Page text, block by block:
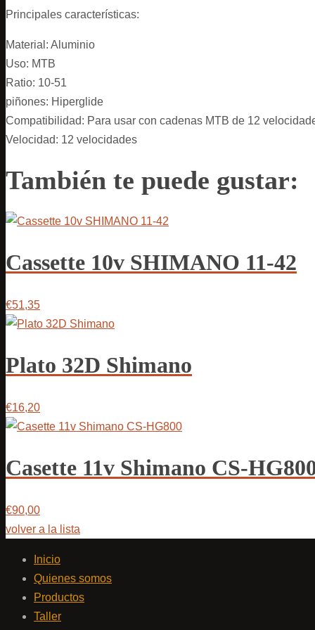
Principales características:
Material: Aluminio
Uso: MTB
Ratio: 10-51
piñones: Hiperglide
Compatibilidad: Para usar con cadenas MTB de 12
Velocidad: 12 velocidades
También te puede gustar:
Cassette 10v SHIMANO 11-42
€51,35
Plato 32D Shimano
€16,20
Casette 11v Shimano CS-
€90,00
volver a la lista
Inicio
Quienes somos
Productos
Taller